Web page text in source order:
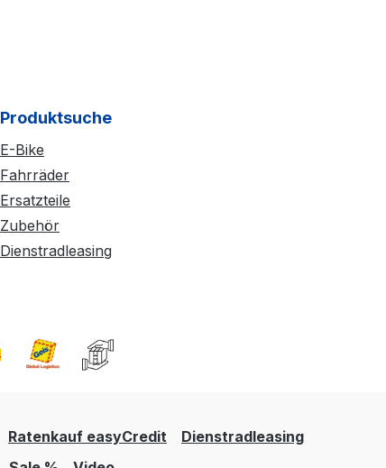
Produktsuche
E-Bike
Fahrräder
Ersatzteile
Zubehör
Dienstradleasing
Ratenkauf easyCredit
Dienstradleasing